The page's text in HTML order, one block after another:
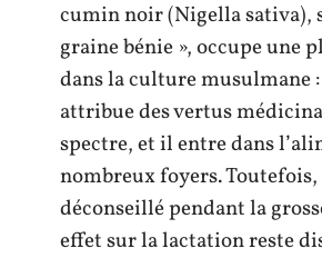
cumin noir (Nigella sativa),
graine bénie », occupe une
dans la culture musulmane
attribue des vertus
spectre, et il entre dans
nombreux foyers.
déconseillé pendant la
effet sur la lactation reste